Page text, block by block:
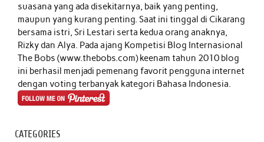
suasana yang ada disekitarnya, baik yang penting,
maupun yang kurang penting. Saat ini tinggal di Cikarang
bersama istri, Sri Lestari serta kedua orang anaknya,
Rizky dan Alya. Pada ajang Kompetisi Blog Internasional
The Bobs (www.thebobs.com) keenam tahun 2010 blog
ini berhasil menjadi pemenang favorit pengguna internet
dengan voting terbanyak kategori Bahasa Indonesia.
CATEGORIES